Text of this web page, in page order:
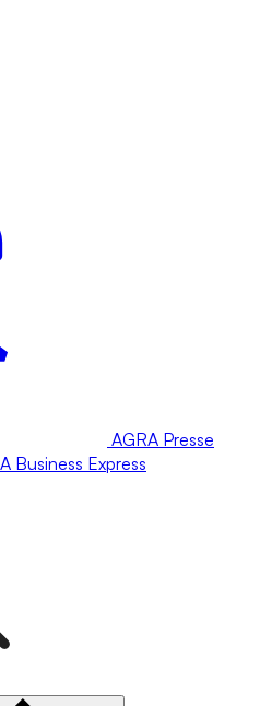
AGRA Presse
Business Express